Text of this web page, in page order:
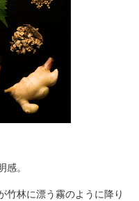
。
竹林に漂う霧のように降り